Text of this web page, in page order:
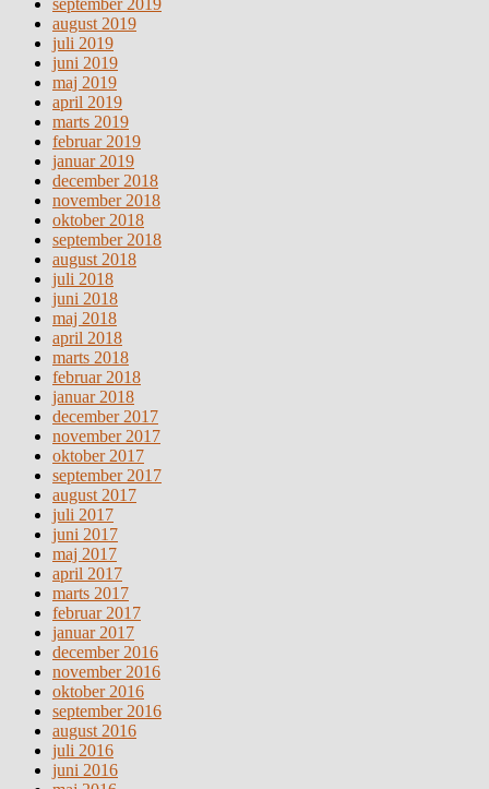
august 2019
juli 2019
juni 2019
maj 2019
april 2019
marts 2019
februar 2019
januar 2019
december 2018
november 2018
oktober 2018
september 2018
august 2018
juli 2018
juni 2018
maj 2018
april 2018
marts 2018
februar 2018
januar 2018
december 2017
november 2017
oktober 2017
september 2017
august 2017
juli 2017
juni 2017
maj 2017
april 2017
marts 2017
februar 2017
januar 2017
december 2016
november 2016
oktober 2016
september 2016
august 2016
juli 2016
juni 2016